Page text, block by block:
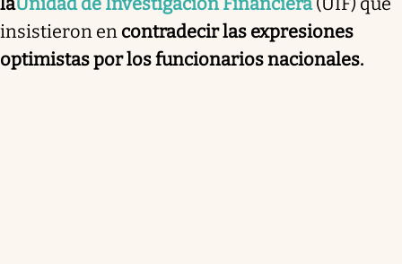
insistieron en contradecir las expresiones
optimistas por los funcionarios nacionales.